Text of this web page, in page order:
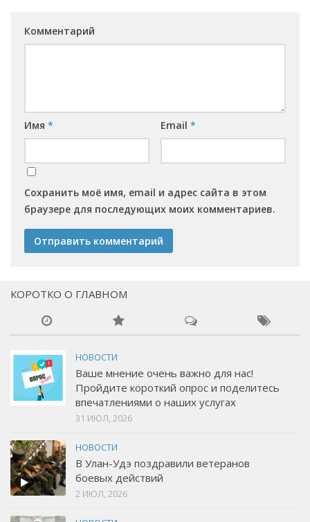
Комментарий
Имя * Email *
Сохранить моё имя, email и адрес сайта в этом
браузере для последующих моих комментариев.
КОРОТКО О ГЛАВНОМ
НОВОСТИ
Ваше мнение очень важно для нас!
Пройдите короткий опрос и поделитесь
впечатлениями о наших услугах
31 ИЮЛ, 2026
НОВОСТИ
В Улан-Удэ поздравили ветеранов
боевых действий
2 ИЮЛ, 2026